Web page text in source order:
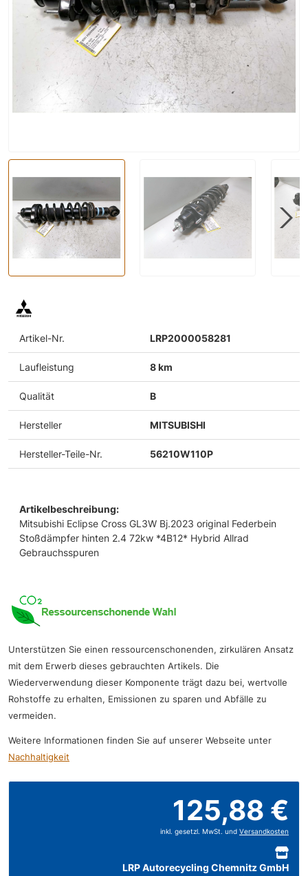
Artikel-Nr. LRP2000058281
Laufleistung 8 km
Qualität B
Hersteller MITSUBISHI
Hersteller-Teile-Nr. 56210W110P
Artikelbeschreibung:
Mitsubishi Eclipse Cross GL3W Bj.2023 original Federbein
Stoßdämpfer hinten 2.4 72kw *4B12* Hybrid Allrad
Gebrauchsspuren
Unterstützen Sie einen ressourcenschonenden, zirkulären Ansatz
mit dem Erwerb dieses gebrauchten Artikels. Die
Wiederverwendung dieser Komponente trägt dazu bei, wertvolle
Rohstoffe zu erhalten, Emissionen zu sparen und Abfälle zu
vermeiden.
Weitere Informationen finden Sie auf unserer Webseite unter
Nachhaltigkeit
125,88 €
inkl. gesetzl. MwSt. und Versandkosten
LRP Autorecycling Chemnitz GmbH